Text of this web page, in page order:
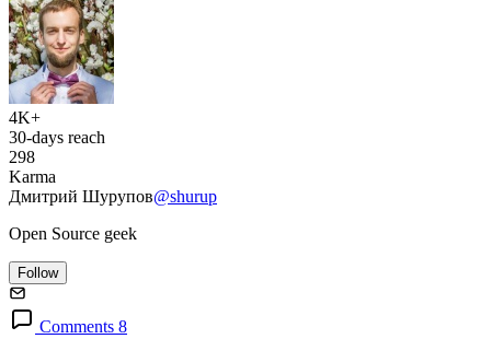
4K+
30-days reach
298
Karma
Дмитрий Шурупов@shurup
Open Source geek
Follow
Comments 8